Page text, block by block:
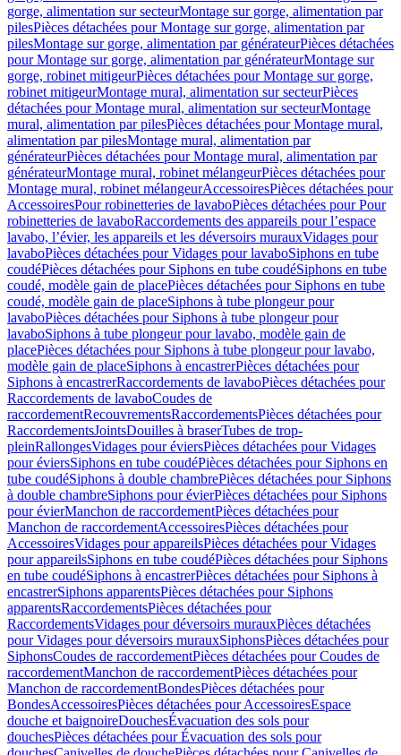
gorge, alimentation sur secteurMontage sur gorge, alimentation par
pilesPièces détachées pour Montage sur gorge, alimentation par
pilesMontage sur gorge, alimentation par générateurPièces détachées
pour Montage sur gorge, alimentation par générateurMontage sur
gorge, robinet mitigeurPièces détachées pour Montage sur gorge,
robinet mitigeurMontage mural, alimentation sur secteurPièces
détachées pour Montage mural, alimentation sur secteurMontage
mural, alimentation par pilesPièces détachées pour Montage mural,
alimentation par pilesMontage mural, alimentation par
générateurPièces détachées pour Montage mural, alimentation par
générateurMontage mural, robinet mélangeurPièces détachées pour
Montage mural, robinet mélangeurAccessoiresPièces détachées pour
AccessoiresPour robinetteries de lavaboPièces détachées pour Pour
robinetteries de lavaboRaccordements des appareils pour l’espace
lavabo, l’évier, les appareils et les déversoirs murauxVidages pour
lavaboPièces détachées pour Vidages pour lavaboSiphons en tube
coudéPièces détachées pour Siphons en tube coudéSiphons en tube
coudé, modèle gain de placePièces détachées pour Siphons en tube
coudé, modèle gain de placeSiphons à tube plongeur pour
lavaboPièces détachées pour Siphons à tube plongeur pour
lavaboSiphons à tube plongeur pour lavabo, modèle gain de
placePièces détachées pour Siphons à tube plongeur pour lavabo,
modèle gain de placeSiphons à encastrerPièces détachées pour
Siphons à encastrerRaccordements de lavaboPièces détachées pour
Raccordements de lavaboCoudes de
raccordementRecouvrementsRaccordementsPièces détachées pour
RaccordementsJointsDouilles à braserTubes de trop-
pleinRallongesVidages pour éviersPièces détachées pour Vidages
pour éviersSiphons en tube coudéPièces détachées pour Siphons en
tube coudéSiphons à double chambrePièces détachées pour Siphons
à double chambreSiphons pour évierPièces détachées pour Siphons
pour évierManchon de raccordementPièces détachées pour
Manchon de raccordementAccessoiresPièces détachées pour
AccessoiresVidages pour appareilsPièces détachées pour Vidages
pour appareilsSiphons en tube coudéPièces détachées pour Siphons
en tube coudéSiphons à encastrerPièces détachées pour Siphons à
encastrerSiphons apparentsPièces détachées pour Siphons
apparentsRaccordementsPièces détachées pour
RaccordementsVidages pour déversoirs murauxPièces détachées
pour Vidages pour déversoirs murauxSiphonsPièces détachées pour
SiphonsCoudes de raccordementPièces détachées pour Coudes de
raccordementManchon de raccordementPièces détachées pour
Manchon de raccordementBondesPièces détachées pour
BondesAccessoiresPièces détachées pour AccessoiresEspace
douche et baignoireDouchesÉvacuation des sols pour
douchesPièces détachées pour Évacuation des sols pour